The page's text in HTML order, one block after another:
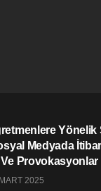
Medyada
Provokasyonlar
2025